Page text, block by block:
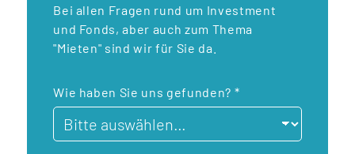
Bei allen Fragen rund um Investment
und Fonds, aber auch zum Thema
"Mieten" sind wir für Sie da.
Wie haben Sie uns gefunden? *